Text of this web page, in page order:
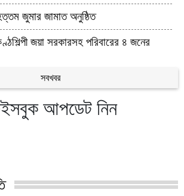
জুমার জামাত অনুষ্ঠিত
জয়া সরকারসহ পরিবারের ৪ জনের
সবখবর
আপডেট নিন